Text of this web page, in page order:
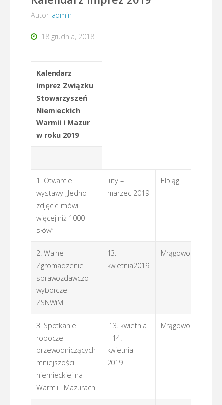
Autor admin
18 grudnia, 2018
Kalendarz
imprez Związku
Stowarzyszeń
Niemieckich
Warmii i Mazur
w roku 2019
1. Otwarcie
wystawy „Jedno
zdjęcie mówi
więcej niż 1000
słów”
luty –
marzec 2019
Elbląg
2. Walne
Zgromadzenie
sprawozdawczo-
wyborcze
ZSNWiM
13.
kwietnia2019
Mrągowo
3. Spotkanie
robocze
przewodniczących
mniejszości
niemieckiej na
Warmii i Mazurach
13. kwietnia
– 14.
kwietnia
2019
Mrągowo